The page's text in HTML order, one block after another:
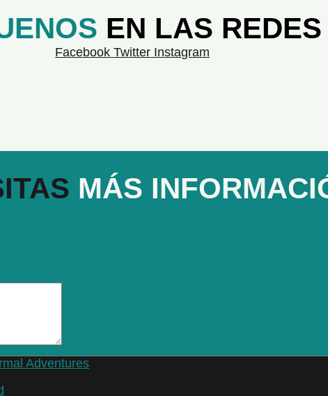
EN LAS REDES
Facebook Twitter Instagram
MÁS
Adventures